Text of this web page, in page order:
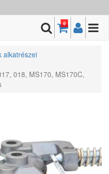
0
alkatrészei
018, MS170, MS170C,